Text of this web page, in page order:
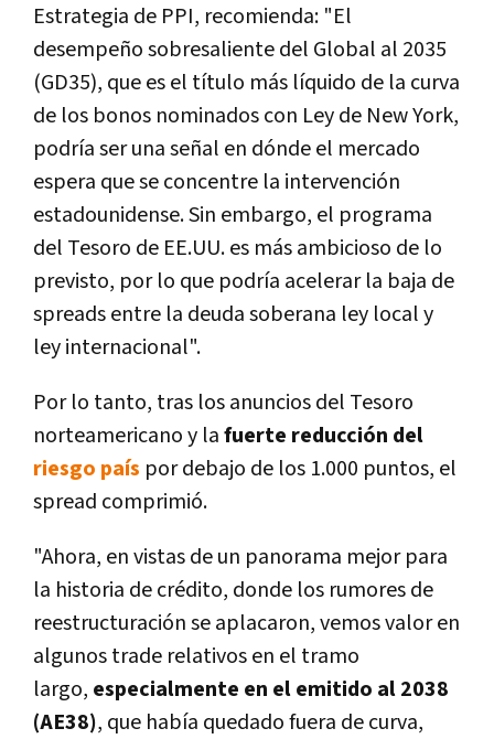
Estrategia de PPI, recomienda: "El
desempeño sobresaliente del Global al 2035
(GD35), que es el título más líquido de la curva
de los bonos nominados con Ley de New York,
podría ser una señal en dónde el mercado
espera que se concentre la intervención
estadounidense. Sin embargo, el programa
del Tesoro de EE.UU. es más ambicioso de lo
previsto, por lo que podría acelerar la baja de
spreads entre la deuda soberana ley local y
ley internacional".
Por lo tanto, tras los anuncios del Tesoro
norteamericano y lafuerte reducción del
riesgo país por debajo de los 1.000 puntos, el
spread comprimió.
"Ahora, en vistas de un panorama mejor para
la historia de crédito, donde los rumores de
reestructuración se aplacaron, vemos valor en
algunos trade relativos en el tramo
largo, especialmente en el emitido al 2038
(AE38), que había quedado fuera de curva,